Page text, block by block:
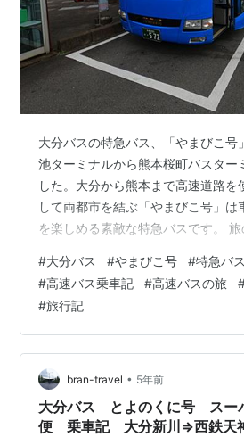
大分バスの特急バス、「やまびこ号
池ターミナルから熊本桜町バスター
した。大分から熊本まで高速道路を
して両都市を結ぶ「やまびこ号」は
を楽しめる素敵な特急バスです。
まびこ号」の気になる車両は？ 大分
号」の気になる座席や車内設備は？
楽しめる「やまびこ号」 まとめ 乗
始まりは金池ターミナル 今回の旅
徒歩で10分ほどの場所にある金池
の高速バスや特急バスの主要なバス…
#大分バス #やまびこ号 #特急バス
#高速バス乗車記 #高速バスの旅
#旅行記
bran-travel • 5年前
大分バス とよのくに号 スー
便 乗車記 大分新川⇒西鉄天